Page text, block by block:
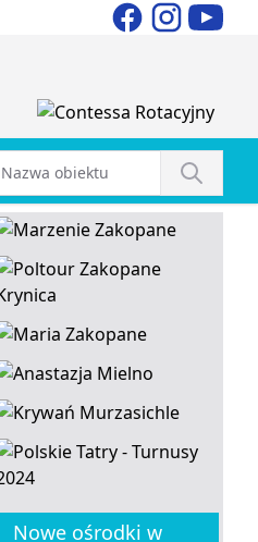
Nowe ośrodki w